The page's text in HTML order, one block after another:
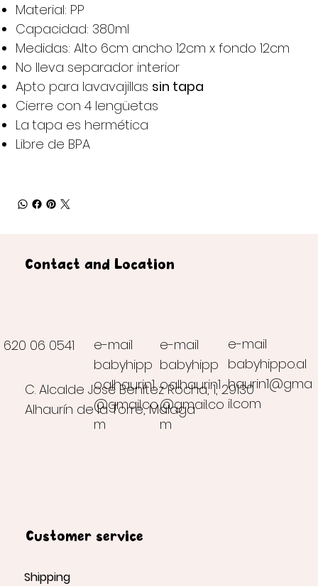
Material: PP
Capacidad: 380ml
Medidas: Alto 6cm ancho 12cm x fondo 12cm
No lleva separador interior
Apto para lavavajillas sin tapa
Cierre con 4 lengüetas
La tapa es hermética
Libre de BPA
e-mail
babyhipp
o.alhaurin1
@gmail.co
m
Contact and Location
620 06 0541
e-mail
babyhippo.al
haurin1@gma
il.com
C. Alcalde José Benítez Rocha, 1, 29130
Alhaurín de la Torre, Málaga
e-mail
babyhipp
o.alhaurin1
@gmail.co
m
Customer service
Shipping